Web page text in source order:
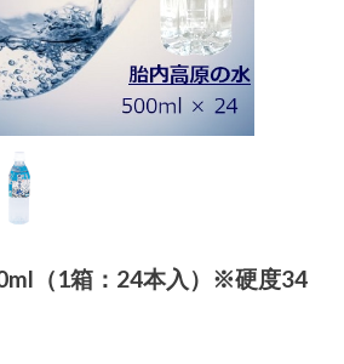
（1箱：24本入）※硬度34